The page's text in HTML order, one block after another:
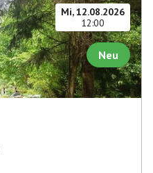
Mi, 12.08.2026
12:00
Neu